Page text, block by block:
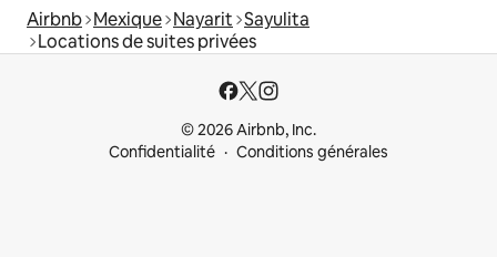
Airbnb Mexique Nayarit Sayulita
Locations de suites privées
© 2026 Airbnb, Inc.
Confidentialité
Conditions générales